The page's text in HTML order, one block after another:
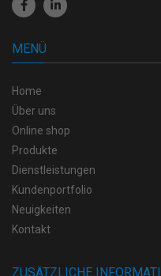
MENÜ
Home
Über uns
Online shop
Produkte
Dienstleistungen
Kundenportfolio
Neuigkeiten
Kontakt
ZUSÄTZLICHE